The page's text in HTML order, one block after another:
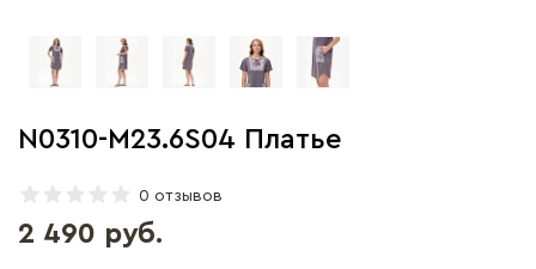
N0310-M23.6S04 Платье
0 отзывов
2 490 руб.